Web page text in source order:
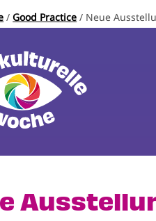
Good Practice Neue